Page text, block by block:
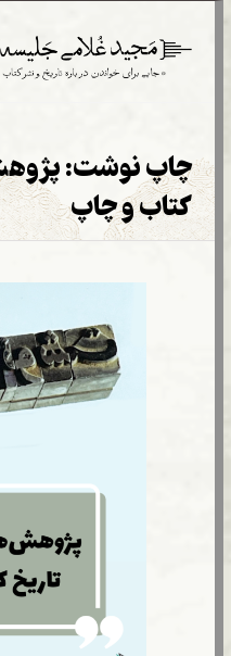
چاپ نوشت:
کتاب و چاپ